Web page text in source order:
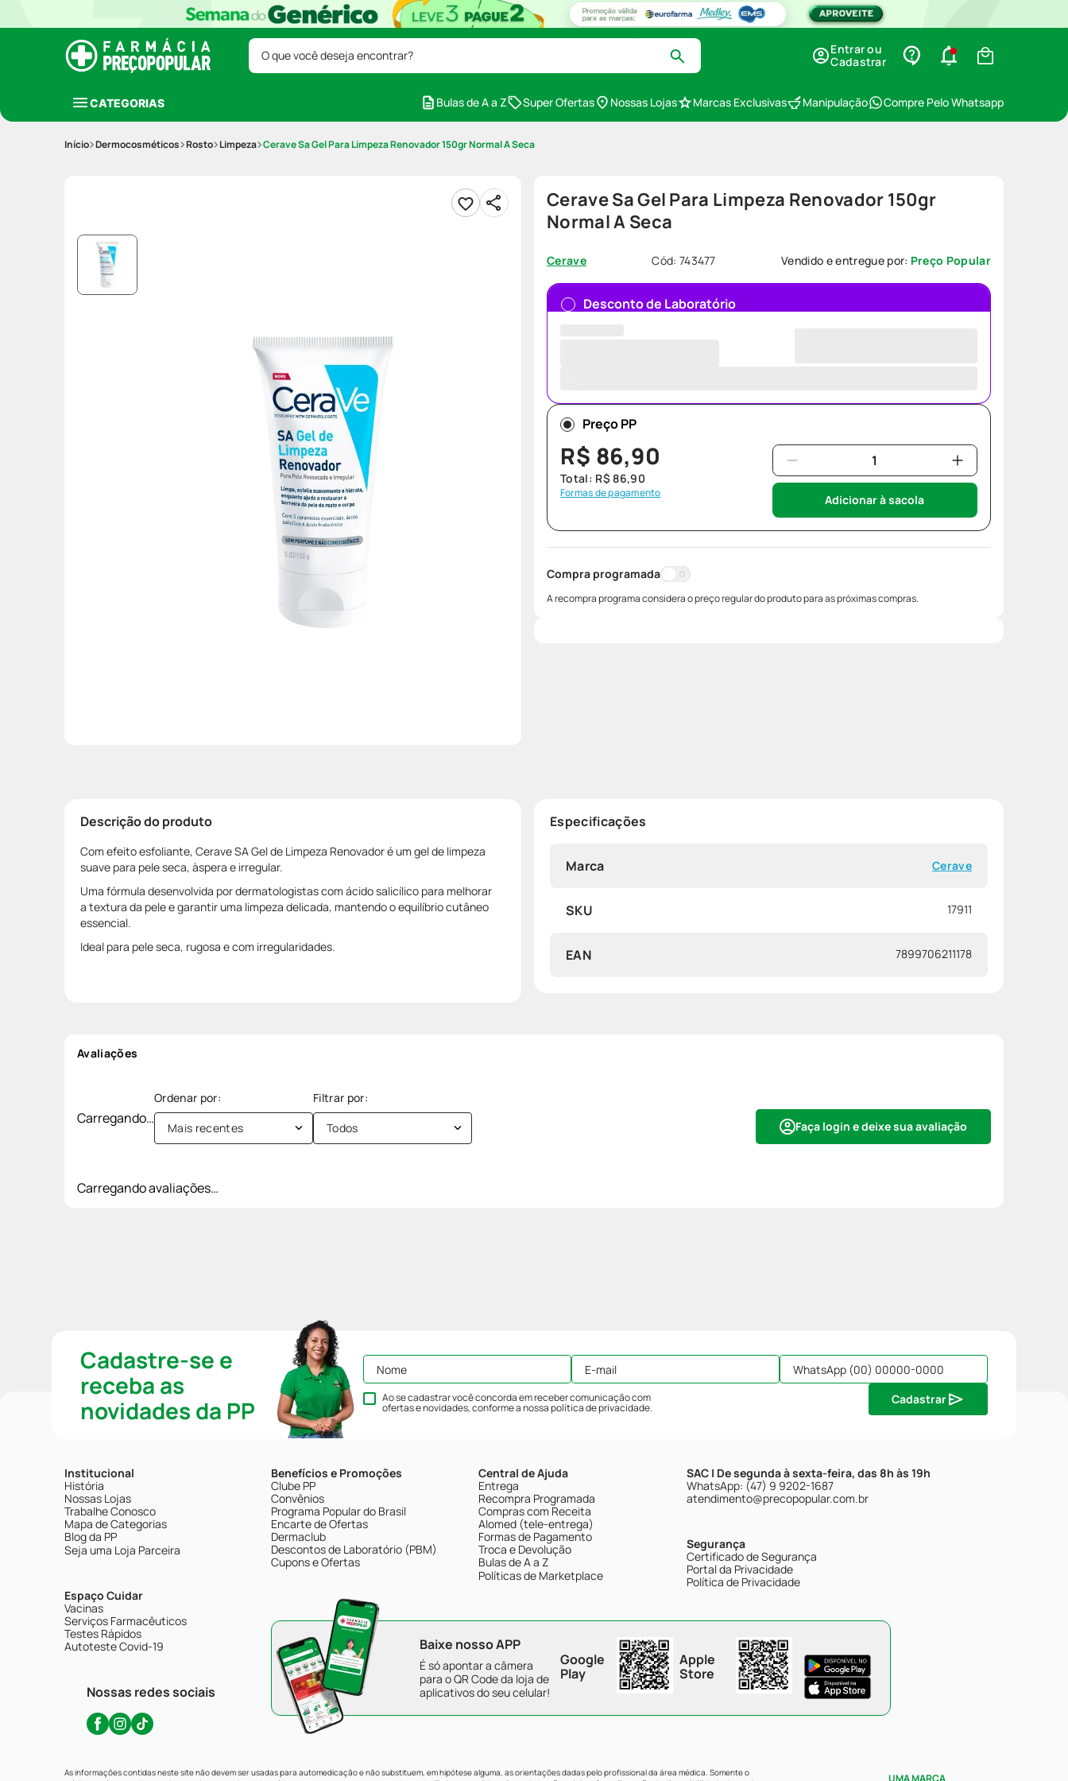
O que você deseja encontrar?
Entrar ou
Cadastrar
CATEGORIAS Bulas de A a Z Super Ofertas Nossas Lojas Marcas Exclusivas Manipulação Compre Pelo Whatsapp
Dermocosméticos Rosto Limpeza Cerave Sa Gel Para Limpeza Renovador 150gr Normal A Seca
Cerave Sa Gel Para Limpeza Renovador 150gr
Normal A Seca
Cerave Cód: 743477 Vendido e entregue por: Preço Popular
Desconto de Laboratório
Preço PP
R$ 86,90
Total: R$ 86,90
Formas de pagamento Adicionar à sacola
Compra programada
A recompra programa considera o preço regular do produto para as próximas compras.
Descrição do produto
Com efeito esfoliante, Cerave SA Gel de Limpeza Renovador é um gel de limpeza
suave para pele seca, àspera e irregular.
Uma fórmula desenvolvida por dermatologistas com ácido salicílico para melhorar
a textura da pele e garantir uma limpeza delicada, mantendo o equilíbrio cutâneo
essencial.
Ideal para pele seca, rugosa e com irregularidades.
Especificações
Marca Cerave
SKU 17911
EAN 7899706211178
Avaliações
Carregando… Faça login e deixe sua avaliação
Mais recentes Todos
Carregando avaliações…
Cadastre-se e
receba as
novidades da PP
Ao se cadastrar você concorda em receber comunicação com
ofertas e novidades, conforme a nossapolítica de privacidade.
Cadastrar
Institucional
História
Nossas Lojas
Trabalhe Conosco
Mapa de Categorias
Blog da PP
Seja uma Loja Parceira
Espaço Cuidar
Vacinas
Serviços Farmacêuticos
Testes Rápidos
Autoteste Covid-19
Nossas redes sociais
Benefícios e Promoções
Clube PP
Convênios
Programa Popular do Brasil
Encarte de Ofertas
Dermaclub
Descontos de Laboratório (PBM)
Cupons e Ofertas
Central de Ajuda
Entrega
Recompra Programada
Compras com Receita
Alomed (tele-entrega)
Formas de Pagamento
Troca e Devolução
Bulas de A a Z
Políticas de Marketplace
SAC | De segunda à sexta-feira, das 8h às 19h
WhatsApp: (47) 9 9202-1687
atendimento@precopopular.com.br
Segurança
Certificado de Segurança
Portal da Privacidade
Política de Privacidade
Baixe nosso APP
É só apontar a câmera
para o QR Code da loja de
aplicativos do seu celular!
Google
Play
Apple
Store
As informações contidas neste site não devem ser usadas para automedicação e não substituem, em hipótese alguma, as orientações dadas pelo profissional da área médica. Somente o
UMA MARCA